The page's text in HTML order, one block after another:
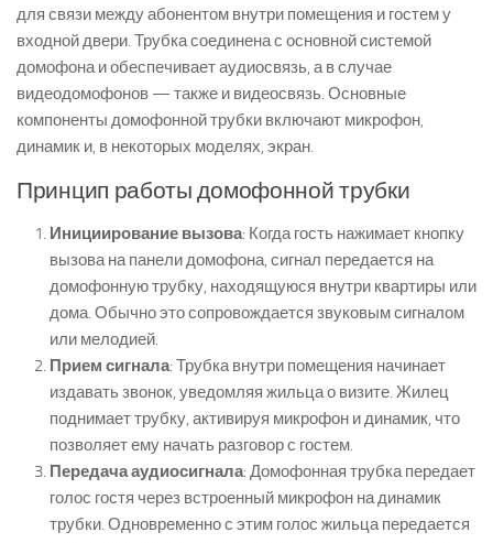
для связи между абонентом внутри помещения и гостем у
входной двери. Трубка соединена с основной системой
домофона и обеспечивает аудиосвязь, а в случае
видеодомофонов — также и видеосвязь. Основные
компоненты домофонной трубки включают микрофон,
динамик и, в некоторых моделях, экран.
Принцип работы домофонной трубки
Инициирование вызова: Когда гость нажимает кнопку
вызова на панели домофона, сигнал передается на
домофонную трубку, находящуюся внутри квартиры или
дома. Обычно это сопровождается звуковым сигналом
или мелодией.
Прием сигнала: Трубка внутри помещения начинает
издавать звонок, уведомляя жильца о визите. Жилец
поднимает трубку, активируя микрофон и динамик, что
позволяет ему начать разговор с гостем.
Передача аудиосигнала: Домофонная трубка передает
голос гостя через встроенный микрофон на динамик
трубки. Одновременно с этим голос жильца передается